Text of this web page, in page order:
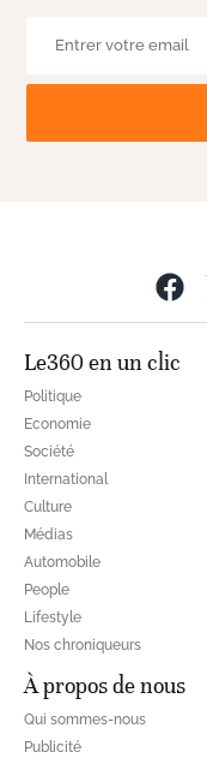
Le360 en un clic
Politique
Economie
Société
International
Culture
Médias
Automobile
People
Lifestyle
Nos chroniqueurs
À propos de nous
Qui sommes-nous
Publicité